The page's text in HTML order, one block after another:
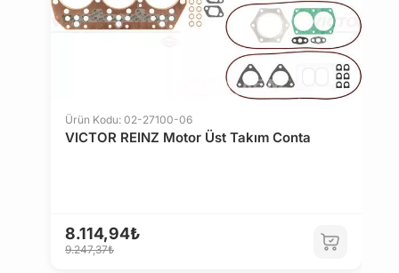
Ürün Kodu: 02-27100-06
VICTOR REINZ Motor Üst Takım Conta
8.114,94₺
9.247,37₺